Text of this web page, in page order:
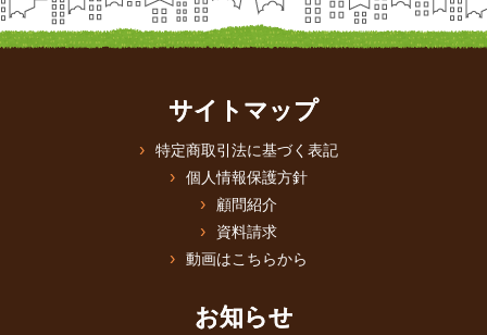
サイトマップ
特定商取引法に基づく表記
個人情報保護方針
顧問紹介
資料請求
動画はこちらから
お知らせ